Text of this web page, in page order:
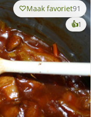
Maak favoriet91
👍1